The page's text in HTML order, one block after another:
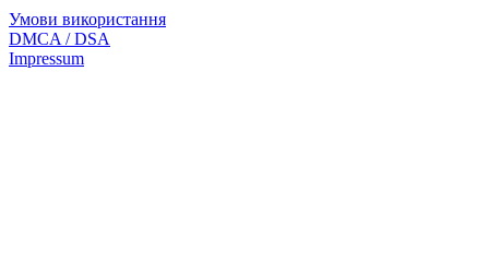
Умови використання
DMCA / DSA
Impressum